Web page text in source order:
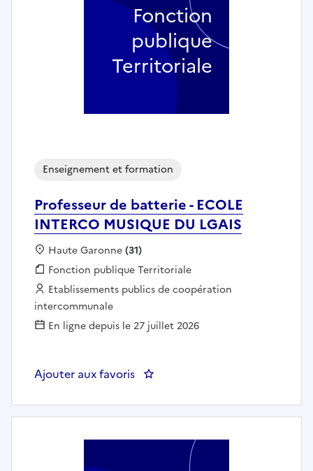
Professeur de batterie - ECOLE
INTERCO MUSIQUE DU LGAIS
Enseignement et formation
Localisation :
Haute Garonne(31)
Fonction publique :
Fonction publique Territoriale
Employeur :
Etablissements publics de coopération
intercommunale
En ligne depuis le 27 juillet 2026
Ajouter aux favoris : Professeur de batterie - ECOLE
Fonction
publique
Territoriale